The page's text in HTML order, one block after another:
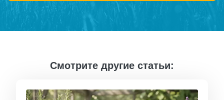
Смотрите другие статьи: